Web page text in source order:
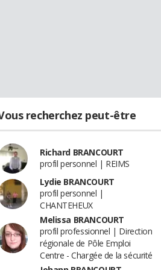
recherchez peut-être
Richard BRANCOURT
profil personnel | REIMS
Lydie BRANCOURT
profil personnel |
CHANTEHEUX
Melissa BRANCOURT
profil professionnel | Direction
régionale de Pôle Emploi
Centre - Chargée de la sécurité